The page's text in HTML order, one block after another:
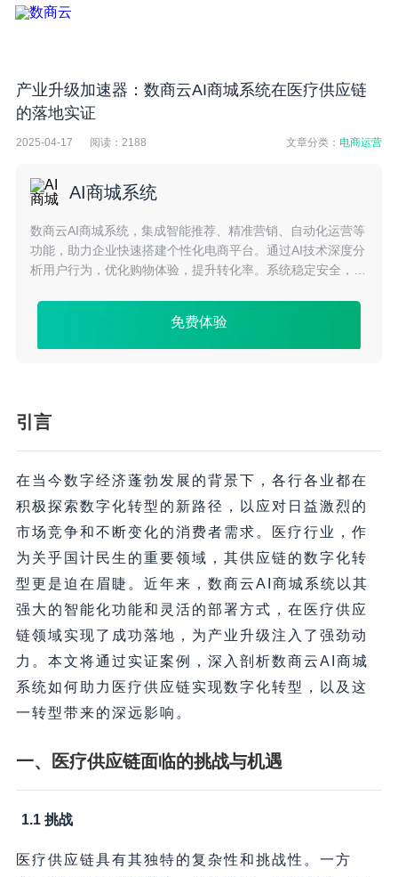
产业升级加速器：数商云AI商城系统在医疗供应链
的落地实证
2025-04-17 阅读： 2188 文章分类：电商运营
AI商城系统
数商云AI商城系统，集成智能推荐、精准营销、自动化运营等
功能，助力企业快速搭建个性化电商平台。通过AI技术深度分
析用户行为，优化购物体验，提升转化率。系统稳定安全，支
免费体验
引言
在当今数字经济蓬勃发展的背景下，各行各业都在
积极探索数字化转型的新路径，以应对日益激烈的
市场竞争和不断变化的消费者需求。医疗行业，作
为关乎国计民生的重要领域，其供应链的数字化转
型更是迫在眉睫。近年来，数商云AI商城系统以其
强大的智能化功能和灵活的部署方式，在医疗供应
链领域实现了成功落地，为产业升级注入了强劲动
力。本文将通过实证案例，深入剖析数商云AI商城
系统如何助力医疗供应链实现数字化转型，以及这
一转型带来的深远影响。
一、医疗供应链面临的挑战与机遇
1.1 挑战
医疗供应链具有其独特的复杂性和挑战性。一方